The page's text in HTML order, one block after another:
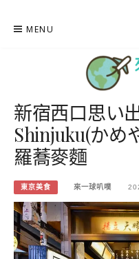
MENU
來一球叭噗
分享日本自助部落格
新宿西口思い
Shinjuku(かめ
羅蕎麥麵
東京美食 來一球叭噗